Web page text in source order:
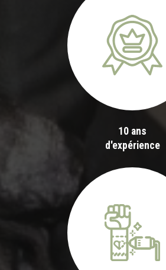
10 ans
d'expérience